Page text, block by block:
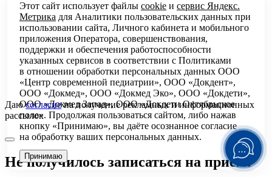
Даюсогласиена получение рекламных и информационных
рассылок
Не получилось записаться на приём?
Этот сайт использует файлы cookie и сервис Яндекс.
Метрика для Аналитики пользовательских данных при
использовании сайта, Личного кабинета и мобильного
приложения Оператора, совершенствования,
поддержки и обеспечения работоспособности
указанных сервисов в соответствии с Политиками
в отношении обработки персональных данных ООО
«Центр современной педиатрии», ООО «Докдент»,
ООО «Докмед», ООО «Докмед Эко», ООО «Докдети»,
ООО «Докмед Запад», ООО «Докдети Октябрьское
поле». Продолжая пользоваться сайтом, либо нажав
кнопку «Принимаю», вы даёте осознанное согласие
на обработку ваших персональных данных.
Принимаю